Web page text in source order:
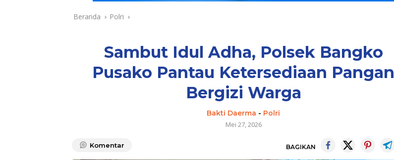
Beranda Polri
Sambut Idul Adha, Polsek Bangko
Pusako Pantau Ketersediaan Pangan
Bergizi Warga
Bakti Daerma - Polri
Mei 27, 2026
Komentar BAGIKAN